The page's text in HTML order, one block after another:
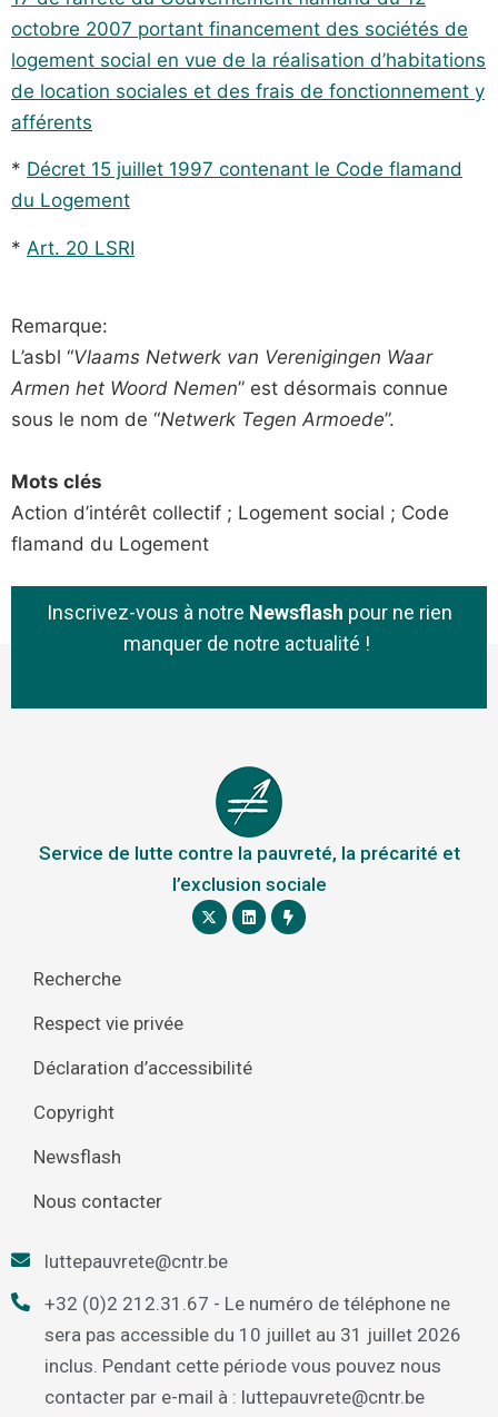
octobre 2007 portant financement des sociétés de
logement social en vue de la réalisation d’habitations
de location sociales et des frais de fonctionnement y
afférents
* Décret 15 juillet 1997 contenant le Code flamand
du Logement
* Art. 20 LSRI
Remarque:
L’asbl “Vlaams Netwerk van Verenigingen Waar
Armen het Woord Nemen” est désormais connue
sous le nom de “Netwerk Tegen Armoede”.
Mots clés
Action d’intérêt collectif ; Logement social ; Code
flamand du Logement
Inscrivez-vous à notre Newsflash pour ne rien
manquer de notre actualité !
Service de lutte contre la pauvreté, la précarité et
l’exclusion sociale
Recherche
Respect vie privée
Déclaration d’accessibilité
Copyright
Newsflash
Nous contacter
luttepauvrete@cntr.be
+32 (0)2 212.31.67 - Le numéro de téléphone ne
sera pas accessible du 10 juillet au 31 juillet 2026
inclus. Pendant cette période vous pouvez nous
contacter par e-mail à : luttepauvrete@cntr.be